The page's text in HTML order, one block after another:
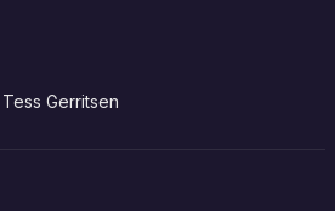
Gerritsen